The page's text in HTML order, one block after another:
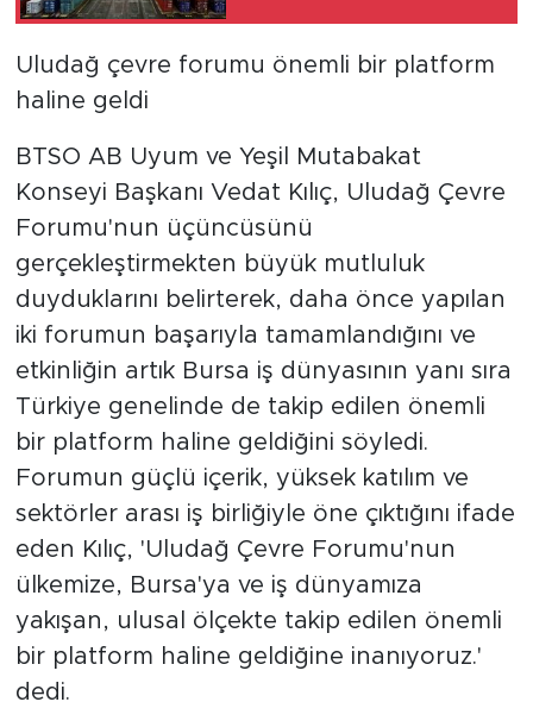
Uludağ çevre forumu önemli bir platform
haline geldi
BTSO AB Uyum ve Yeşil Mutabakat
Konseyi Başkanı Vedat Kılıç, Uludağ Çevre
Forumu'nun üçüncüsünü
gerçekleştirmekten büyük mutluluk
duyduklarını belirterek, daha önce yapılan
iki forumun başarıyla tamamlandığını ve
etkinliğin artık Bursa iş dünyasının yanı sıra
Türkiye genelinde de takip edilen önemli
bir platform haline geldiğini söyledi.
Forumun güçlü içerik, yüksek katılım ve
sektörler arası iş birliğiyle öne çıktığını ifade
eden Kılıç, 'Uludağ Çevre Forumu'nun
ülkemize, Bursa'ya ve iş dünyamıza
yakışan, ulusal ölçekte takip edilen önemli
bir platform haline geldiğine inanıyoruz.'
dedi.